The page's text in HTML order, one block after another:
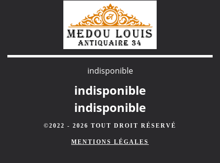
indisponible
indisponible
indisponible
©2022 - 2026 TOUT DROIT RÉSERVÉ
MENTIONS LÉGALES